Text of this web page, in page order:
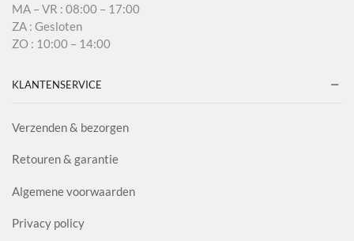
MA – VR : 08:00 – 17:00
ZA : Gesloten
ZO : 10:00 – 14:00
KLANTENSERVICE
Verzenden & bezorgen
Retouren & garantie
Algemene voorwaarden
Privacy policy